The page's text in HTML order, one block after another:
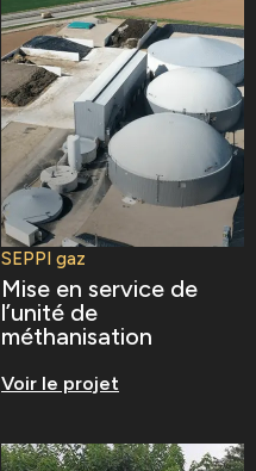
SEPPI gaz
Mise en service de
l’unité de
méthanisation
Voir le projet